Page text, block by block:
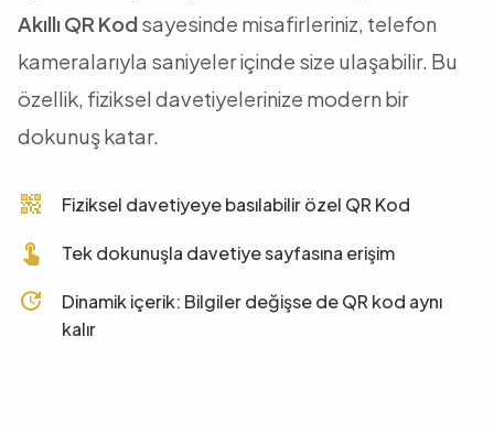
Akıllı QR Kodsayesinde misafirleriniz, telefon
kameralarıyla saniyeler içinde size ulaşabilir. Bu
özellik, fiziksel davetiyelerinize modern bir
dokunuş katar.
qr_code_2 Fiziksel davetiyeye basılabilir özel QR Kod
touch_app Tek dokunuşla davetiye sayfasına erişim
update
Dinamik içerik: Bilgiler değişse de QR kod aynı
kalır